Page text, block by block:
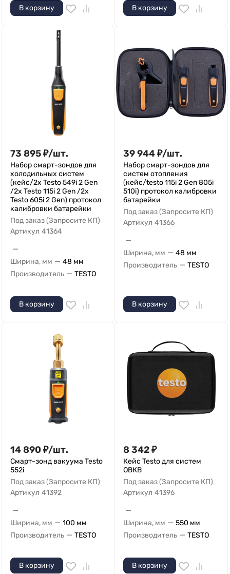
В корзину В корзину
73 895₽/шт.
Набор смарт-зондов для
холодильных систем
(кейс/2x Testo 549i 2 Gen
/2x Testo 115i 2 Gen /2x
Testo 605i 2 Gen) протокол
калибровки батарейки
Под заказ (Запросите КП)
Артикул 41364
—
Ширина, мм — 48 мм
Производитель — TESTO
В корзину
39 944₽/шт.
Набор смарт-зондов для
систем отопления
(кейс/testo 115i 2 Gen 805i
510i) протокол калибровки
батарейки
Под заказ (Запросите КП)
Артикул 41366
—
Ширина, мм — 48 мм
Производитель — TESTO
В корзину
14 890 ₽/шт.
Смарт-зонд вакуума Testo
552i
Под заказ (Запросите КП)
Артикул 41392
—
Ширина, мм — 100 мм
Производитель — TESTO
В корзину
8 342₽
Кейс Testo для систем
ОВКВ
Под заказ (Запросите КП)
Артикул 41396
—
Ширина, мм — 550 мм
Производитель — TESTO
В корзину